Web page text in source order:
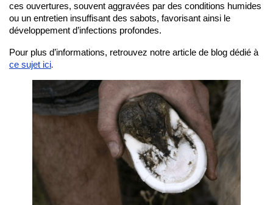
ces ouvertures, souvent aggravées par des conditions humides
ou un entretien insuffisant des sabots, favorisant ainsi le
développement d’infections profondes.
Pour plus d’informations, retrouvez notre article de blog dédié à
ce sujet ici.